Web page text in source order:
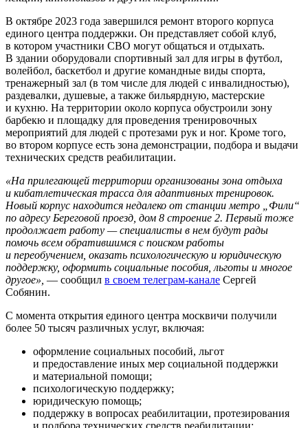
В октябре 2023 года завершился ремонт второго корпуса
единого центра поддержки. Он представляет собой клуб,
в котором участники СВО могут общаться и отдыхать.
В здании оборудовали спортивный зал для игры в футбол,
волейбол, баскетбол и другие командные виды спорта,
тренажерный зал (в том числе для людей с инвалидностью),
раздевалки, душевые, а также бильярдную, мастерские
и кухню. На территории около корпуса обустроили зону
барбекю и площадку для проведения тренировочных
мероприятий для людей с протезами рук и ног. Кроме того,
во втором корпусе есть зона демонстрации, подбора и выдачи
технических средств реабилитации.
«На прилегающей территории организованы зона отдыха
и кибатлетическая трасса для адаптивных тренировок.
Новый корпус находится недалеко от станции метро „Фили“
по адресу Береговой проезд, дом 8 строение 2. Первый тоже
продолжает работу — специалисты в нем будут рады
помочь всем обратившимся с поиском работы
и переобучением, оказать психологическую и юридическую
поддержку, оформить социальные пособия, льготы и многое
другое», — сообщил в своем телеграм-канале Сергей
Собянин.
С момента открытия единого центра москвичи получили
более 50 тысяч различных услуг, включая:
оформление социальных пособий, льгот
и предоставление иных мер социальной поддержки
и материальной помощи;
психологическую поддержку;
юридическую помощь;
поддержку в вопросах реабилитации, протезирования
и подбора технических средств реабилитации;